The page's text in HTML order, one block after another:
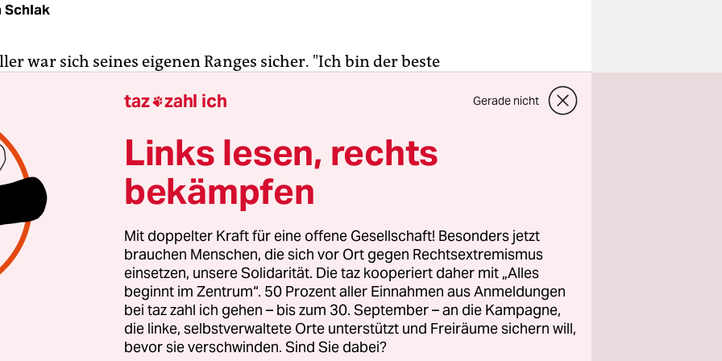
Schlak
war sich seines eigenen Ranges sicher. "Ich bin der beste
Duisburg 1987 eine spitze Bemerkung seines
André Müller: "Das weiß jedes Kind inzwischen." Zu
er seinen Ruhm zu organisieren. Ganze Spielzeiten
Ensemble unter seiner Intendanz mit Geschichten
Müller-Produktion. Unvergessen auch die schwarzen
Schriftzug "Shakespeare - Brecht - Müller" - drei
Könige, einsam herrschend über das Theaterreich.
er in den letzten Jahren den Triumph, mit dem alten
endlich jene Bastion gestürmt zu haben, die ihm so
verweigert hatte.
taz zahl ich Gerade nicht
Links lesen, rechts
bekämpfen
Mit doppelter Kraft für eine offene Gesellschaft! Besonders jetzt
brauchen Menschen, die sich vor Ort gegen Rechtsextremismus
einsetzen, unsere Solidarität. Die taz kooperiert daher mit „Alles
beginnt im Zentrum“. 50 Prozent aller Einnahmen aus Anmeldungen
bei taz zahl ich gehen – bis zum 30. September – an die Kampagne,
die linke, selbstverwaltete Orte unterstützt und Freiräume sichern will,
bevor sie verschwinden. Sind Sie dabei?